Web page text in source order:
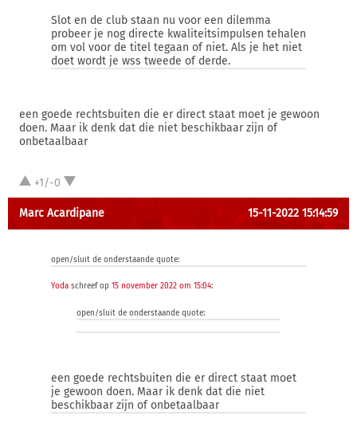
Slot en de club staan nu voor een dilemma
probeer je nog directe kwaliteitsimpulsen tehalen
om vol voor de titel tegaan of niet. Als je het niet
doet wordt je wss tweede of derde.
een goede rechtsbuiten die er direct staat moet je gewoon
doen. Maar ik denk dat die niet beschikbaar zijn of
onbetaalbaar
+1/-0
Marc Acardipane 15-11-2022 15:14:59
open/sluit de onderstaande quote:
Yoda schreef op 15 november 2022 om 15:04:
open/sluit de onderstaande quote:
een goede rechtsbuiten die er direct staat moet
je gewoon doen. Maar ik denk dat die niet
beschikbaar zijn of onbetaalbaar